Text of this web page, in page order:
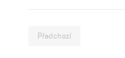
Předchozí